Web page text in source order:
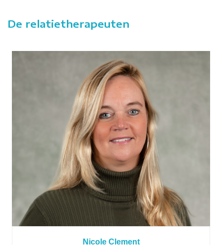
De relatietherapeuten
Nicole Clement